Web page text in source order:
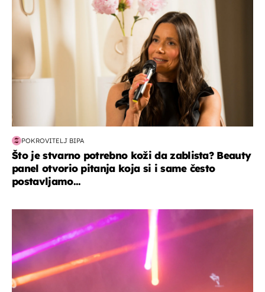
POKROVITELJ BIPA
Što je stvarno potrebno koži da zablista? Beauty
panel otvorio pitanja koja si i same često
postavljamo...